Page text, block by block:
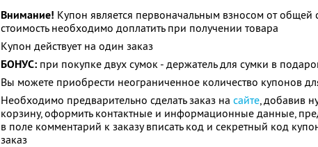
Внимание! Купон является первоначальным взносом от общей
стоимость необходимо доплатить при получении товара
Купон действует на один заказ
БОНУС: при покупке двух сумок - держатель для сумки в
Вы можете приобрести неограниченное количество купонов
Необходимо предварительно сделать заказ на сайте, добавив
корзину, оформить контактные и информационные данные,
в поле комментарий к заказу вписать код и секретный код
заказ